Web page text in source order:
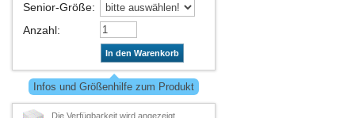
Senior-Größe:
Anzahl:
In den Warenkorb
Infos und Größenhilfe zum Produkt
Die Verfügbarkeit wird angezeigt,